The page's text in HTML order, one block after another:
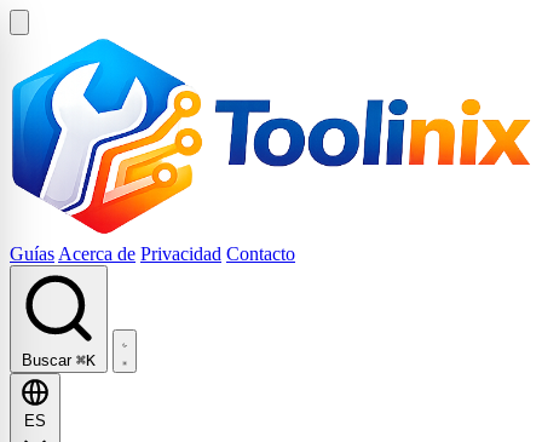
Guías Acerca de Privacidad Contacto
Buscar ⌘K
ES